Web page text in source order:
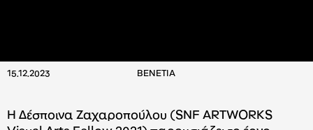
15.12.2023 ΒΕΝΕΤΙΑ
Η Δέσποινα Ζαχαροπούλου (SNF ARTWORKS